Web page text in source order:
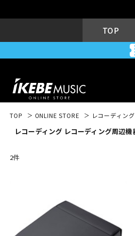
TOP
エレキギター
DJ機器
TOP ONLINE STORE レコーディング
レコーディング レコーディング周辺
2件